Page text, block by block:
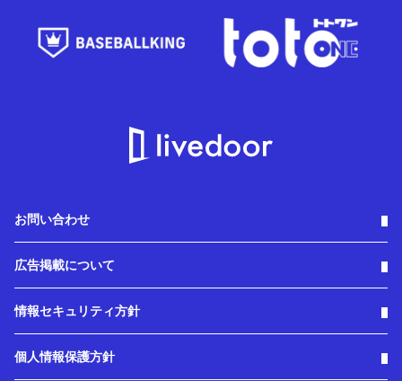
お問い合わせ
広告掲載について
情報セキュリティ方針
個人情報保護方針